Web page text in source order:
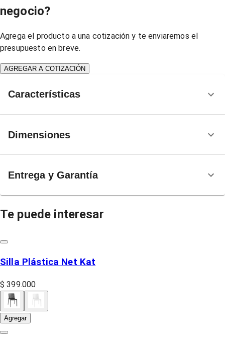
negocio?
Agrega el producto a una cotización y te enviaremos el
presupuesto en breve.
AGREGAR A COTIZACIÓN
Características
Dimensiones
Entrega y Garantía
Te puede interesar
Silla Plástica Net Kat
$ 399.000
Agregar